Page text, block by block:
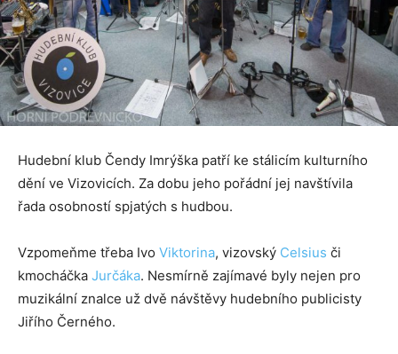
Hudební klub Čendy Imrýška patří ke stálicím kulturního
dění ve Vizovicích. Za dobu jeho pořádní jej navštívila
řada osobností spjatých s hudbou.
Vzpomeňme třeba Ivo Viktorina, vizovský Celsius či
kmocháčka Jurčáka. Nesmírně zajímavé byly nejen pro
muzikální znalce už dvě návštěvy hudebního publicisty
Jiřího Černého.